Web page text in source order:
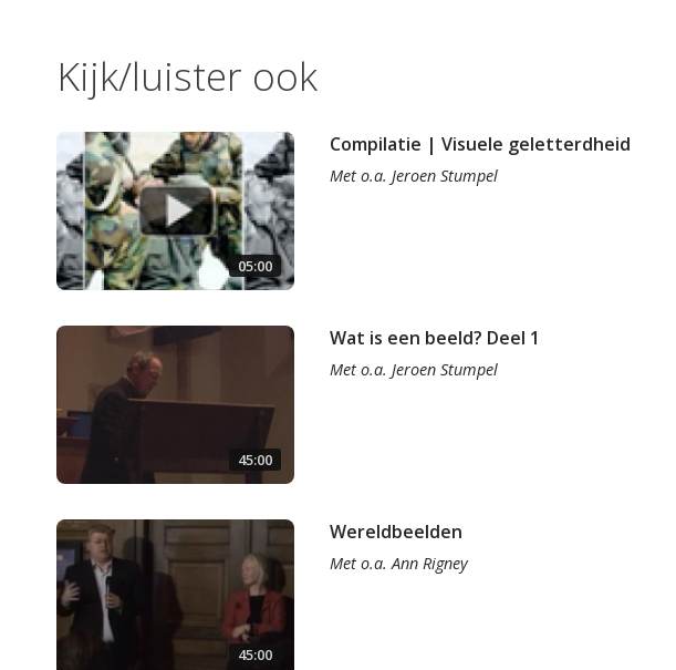
Kijk/luister ook
05:00
Compilatie | Visuele geletterdheid
Met o.a. Jeroen Stumpel
45:00
Wat is een beeld? Deel 1
Met o.a. Jeroen Stumpel
45:00
Wereldbeelden
Met o.a.Ann Rigney